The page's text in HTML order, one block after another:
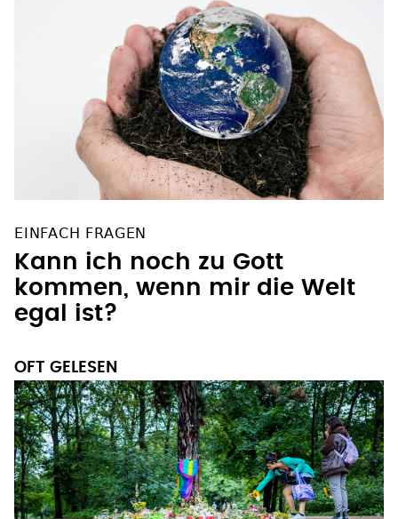
EINFACH FRAGEN
Kann ich noch zu Gott
kommen, wenn mir die Welt
egal ist?
OFT GELESEN